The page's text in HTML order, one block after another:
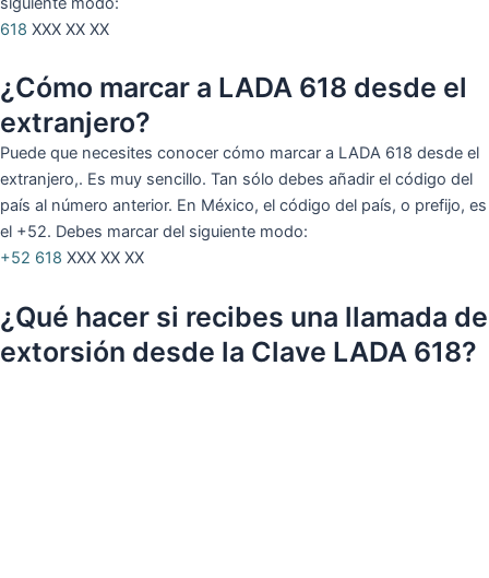
618 XXX XX XX
¿Cómo marcar a LADA 618 desde el
extranjero?
Puede que necesites conocer cómo marcar a LADA 618 desde el
extranjero,. Es muy sencillo. Tan sólo debes añadir el código del
país al número anterior. En México, el código del país, o prefijo, es
el +52. Debes marcar del siguiente modo:
+52 618 XXX XX XX
¿Qué hacer si recibes una llamada de
extorsión desde la Clave LADA 618?